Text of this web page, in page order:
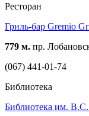
Ресторан
Гриль-бар Gremio
779 м. пр.
(067) 441-01-74
Библиотека
Библиотека им. В.С.